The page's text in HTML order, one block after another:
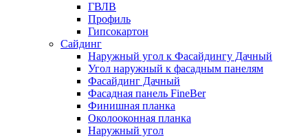
ГВЛВ
Профиль
Гипсокартон
Сайдинг
Наружный угол к Фасайдингу Дачный
Угол наружный к фасадным панелям
Фасайдинг Дачный
Фасадная панель FineBer
Финишная планка
Околооконная планка
Наружный угол